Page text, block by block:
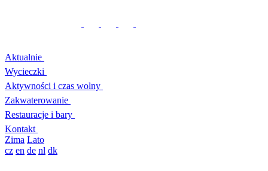
Aktualnie
Wycieczki
Aktywności i czas wolny
Zakwaterowanie
Restauracje i bary
Kontakt
Zima Lato
cz en de nl dk